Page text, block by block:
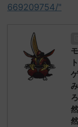
669209754/"